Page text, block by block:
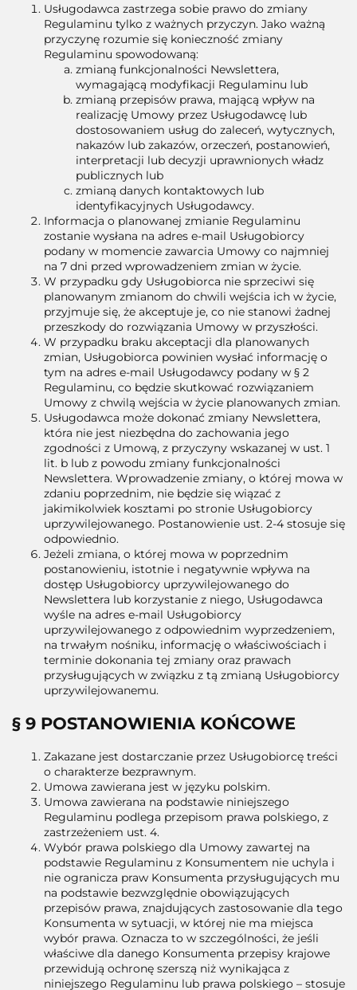
Usługodawca zastrzega sobie prawo do zmiany
Regulaminu tylko z ważnych przyczyn. Jako ważną
przyczynę rozumie się konieczność zmiany
Regulaminu spowodowaną:
zmianą funkcjonalności Newslettera,
wymagającą modyfikacji Regulaminu lub
zmianą przepisów prawa, mającą wpływ na
realizację Umowy przez Usługodawcę lub
dostosowaniem usług do zaleceń, wytycznych,
nakazów lub zakazów, orzeczeń, postanowień,
interpretacji lub decyzji uprawnionych władz
publicznych lub
zmianą danych kontaktowych lub
identyfikacyjnych Usługodawcy.
Informacja o planowanej zmianie Regulaminu
zostanie wysłana na adres e-mail Usługobiorcy
podany w momencie zawarcia Umowy co najmniej
na 7 dni przed wprowadzeniem zmian w życie.
W przypadku gdy Usługobiorca nie sprzeciwi się
planowanym zmianom do chwili wejścia ich w życie,
przyjmuje się, że akceptuje je, co nie stanowi żadnej
przeszkody do rozwiązania Umowy w przyszłości.
W przypadku braku akceptacji dla planowanych
zmian, Usługobiorca powinien wysłać informację o
tym na adres e-mail Usługodawcy podany w § 2
Regulaminu, co będzie skutkować rozwiązaniem
Umowy z chwilą wejścia w życie planowanych zmian.
Usługodawca może dokonać zmiany Newslettera,
która nie jest niezbędna do zachowania jego
zgodności z Umową, z przyczyny wskazanej w ust. 1
lit. b lub z powodu zmiany funkcjonalności
Newslettera. Wprowadzenie zmiany, o której mowa w
zdaniu poprzednim, nie będzie się wiązać z
jakimikolwiek kosztami po stronie Usługobiorcy
uprzywilejowanego. Postanowienie ust. 2-4 stosuje się
odpowiednio.
Jeżeli zmiana, o której mowa w poprzednim
postanowieniu, istotnie i negatywnie wpływa na
dostęp Usługobiorcy uprzywilejowanego do
Newslettera lub korzystanie z niego, Usługodawca
wyśle na adres e-mail Usługobiorcy
uprzywilejowanego z odpowiednim wyprzedzeniem,
na trwałym nośniku, informację o właściwościach i
terminie dokonania tej zmiany oraz prawach
przysługujących w związku z tą zmianą Usługobiorcy
uprzywilejowanemu.
§ 9 POSTANOWIENIA KOŃCOWE
Zakazane jest dostarczanie przez Usługobiorcę treści
o charakterze bezprawnym.
Umowa zawierana jest w języku polskim.
Umowa zawierana na podstawie niniejszego
Regulaminu podlega przepisom prawa polskiego, z
zastrzeżeniem ust. 4.
Wybór prawa polskiego dla Umowy zawartej na
podstawie Regulaminu z Konsumentem nie uchyla i
nie ogranicza praw Konsumenta przysługujących mu
na podstawie bezwzględnie obowiązujących
przepisów prawa, znajdujących zastosowanie dla tego
Konsumenta w sytuacji, w której nie ma miejsca
wybór prawa. Oznacza to w szczególności, że jeśli
właściwe dla danego Konsumenta przepisy krajowe
przewidują ochronę szerszą niż wynikająca z
niniejszego Regulaminu lub prawa polskiego – stosuje